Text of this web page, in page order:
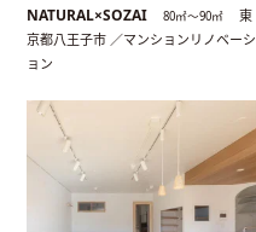
NATURAL×SOZAI 80㎡〜90㎡
東
京都八王子市 ／マンションリノベーシ
ョン